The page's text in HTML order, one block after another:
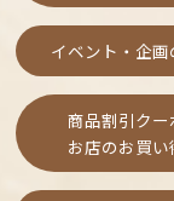
イベント・企
商品割引クー
お店のお買い